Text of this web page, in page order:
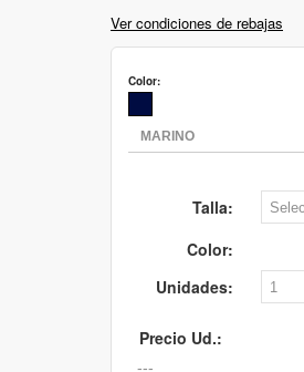
Ver condiciones de rebajas
Color:
Talla:
Color:
Unidades:
Precio Ud.: